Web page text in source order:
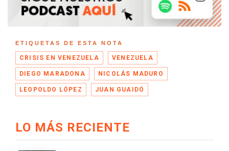
ETIQUETAS DE ESTA NOTA
CRISIS EN VENEZUELA VENEZUELA
DIEGO MARADONA NICOLÁS MADURO
LEOPOLDO LÓPEZ JUAN GUAIDÓ
LO MÁS RECIENTE